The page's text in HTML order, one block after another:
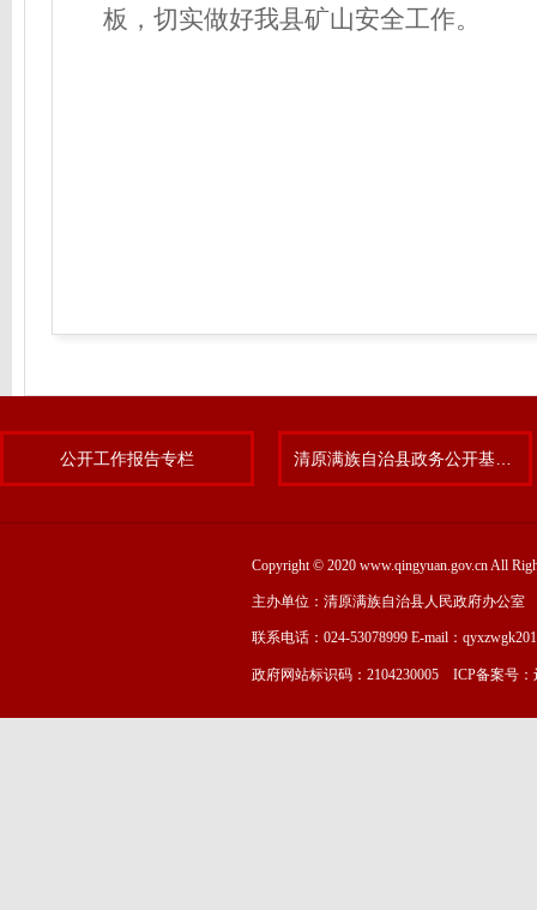
板，切实做好我县矿山安全工作。
公开工作报告专栏
Copyright © 2020 www.qingyuan.gov.cn All
主办单位：清原满族自治县人民政府办公室
联系电话：024-53078999 E-mail：
政府网站标识码：2104230005 ICP备案号：